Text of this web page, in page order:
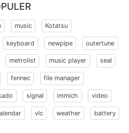
music Kotatsu
keyboard newpipe outertune
metrolist music player seal
fennec file manager
signal immich video
vlc weather battery